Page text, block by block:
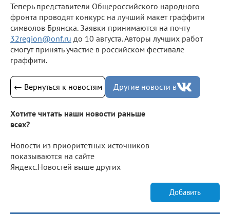
Теперь представители Общероссийского народного
фронта проводят конкурс на лучший макет граффити
символов Брянска. Заявки принимаются на почту
32region@onf.ru до 10 августа. Авторы лучших работ
смогут принять участие в российском фестивале
граффити.
← Вернуться к новостям Другие новости в
Хотите читать наши новости раньше
всех?
Новости из приоритетных источников
показываются на сайте
Яндекс.Новостей выше других
Добавить